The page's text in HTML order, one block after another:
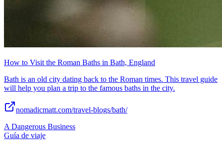
How to Visit the Roman Baths in Bath, England
Bath is an old city dating back to the Roman times. This travel guide
will help you plan a trip to the famous baths in the city.
nomadicmatt.com/travel-blogs/bath/
A Dangerous Business
Guía de viaje